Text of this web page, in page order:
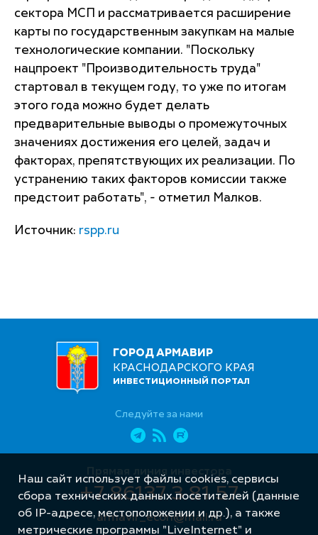
сектора МСП и рассматривается расширение
карты по государственным закупкам на малые
технологические компании. "Поскольку
нацпроект "Производительность труда"
стартовал в текущем году, то уже по итогам
этого года можно будет делать
предварительные выводы о промежуточных
значениях достижения его целей, задач и
факторах, препятствующих их реализации. По
устранению таких факторов комиссии также
предстоит работать", - отметил Малков.
Источник: rspp.ru
ГОРОД АРМАВИР
КРАСНОДАРСКОГО КРАЯ
ИНВЕСТИЦИОННЫЙ ПОРТАЛ
Следуйте за нами
Прямая линия инвестора
+7 86137 3 81 57
armavir_econ@mail.ru
Наш сайт использует файлы cookies, сервисы
сбора технических данных посетителей (данные
об IP-адресе, местоположении и др.), а также
метрические программы "LiveInternet" и